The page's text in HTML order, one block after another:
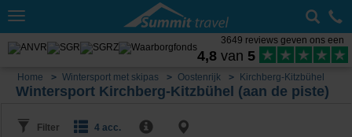
Toggle
3649 reviews geven ons een
4,8 van 5
Home Wintersport met skipas Oostenrijk Kirchberg-Kitzbühel
Wintersport Kirchberg-Kitzbühel (aan de piste)
Filter 4 acc.